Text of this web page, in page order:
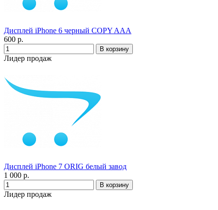
Дисплей iPhone 6 черный COPY AAA
600 р.
Лидер продаж
Дисплей iPhone 7 ORIG белый завод
1 000 р.
Лидер продаж